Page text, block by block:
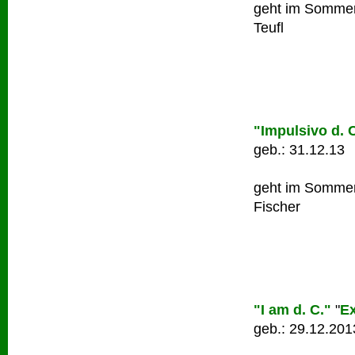
geht im
Teufl
"Impulsivo d.
geb.: 31.12.13
geht im
Fischer
"I am d. C." "
geb.: